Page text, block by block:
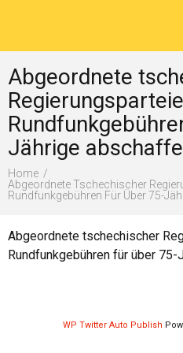
Lokal
Ratgeber
Abgeordnete
Jährige
Home
Abgeordnete Tschechischer
Rundfunkgebühren Für Über 75-
Abgeordnete tschechischer
Rundfunkgebühren für über
WP Twitter Auto Publish